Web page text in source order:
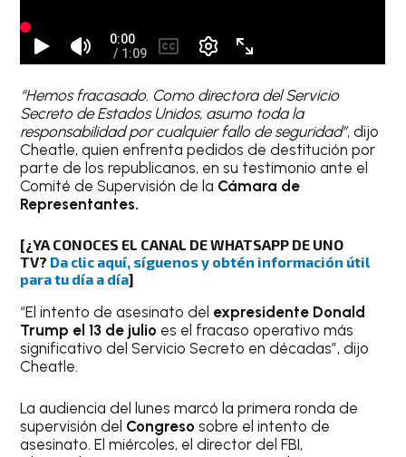
“Hemos fracasado. Como directora del Servicio
Secreto de Estados Unidos, asumo toda la
responsabilidad por cualquier fallo de seguridad”, dijo
Cheatle, quien enfrenta pedidos de destitución por
parte de los republicanos, en su testimonio ante el
Comité de Supervisión de la Cámara de
Representantes.
[¿YA CONOCES EL CANAL DE WHATSAPP DE UNO
TV? Da clic aquí, síguenos y obtén información útil
para tu día a día]
“El intento de asesinato del expresidente Donald
Trump el 13 de julio es el fracaso operativo más
significativo del Servicio Secreto en décadas”, dijo
Cheatle.
La audiencia del lunes marcó la primera ronda de
supervisión del Congresosobre el intento de
asesinato. El miércoles, el director del FBI,